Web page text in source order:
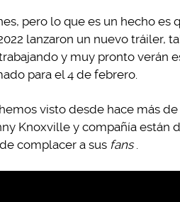
pero lo que es un hecho es
lanzaron un nuevo tráiler,
y muy pronto verán
para el 4 de febrero.
visto desde hace más de
Knoxville y compañía están
complacer a sus fans .